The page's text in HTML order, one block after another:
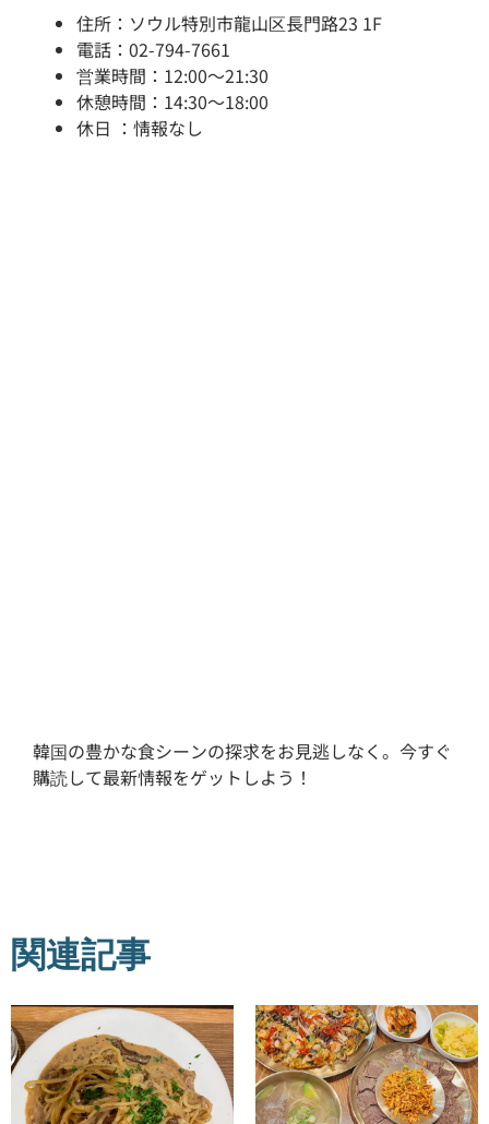
住所：ソウル特別市龍山区長門路23 1F
電話：02-794-7661
営業時間：12:00～21:30
休憩時間：14:30～18:00
休日 ：情報なし
韓国の豊かな食シーンの探求をお見逃しなく。今すぐ
購読して最新情報をゲットしよう！
関連記事